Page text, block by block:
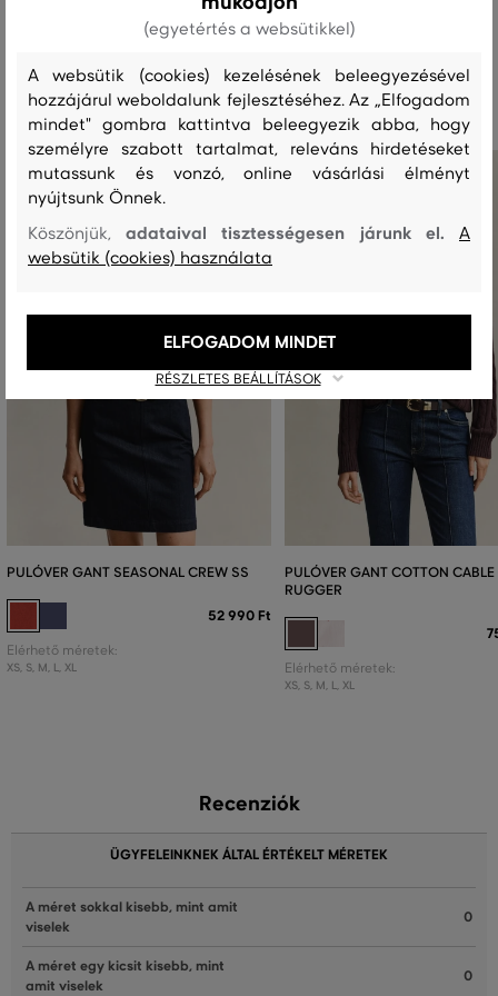
Ajánlott termékek
PULÓVER GANT SEASONAL CREW SS
52 990 Ft
Elérhető méretek:
XS, S, M, L, XL
PULÓVER GANT COTTON CABLE
RUGGER
Elérhető méretek:
XS, S, M, L, XL
Recenziók
ÜGYFELEINKNEK ÁLTAL ÉRTÉKELT MÉRETEK
A méret sokkal kisebb, mint amit
viselek
0
A méret egy kicsit kisebb, mint
amit viselek
0
(egyetértés a websütikkel)
A websütik (cookies) kezelésének beleegyezésével
hozzájárul weboldalunk fejlesztéséhez. Az „Elfogadom
mindet" gombra kattintva beleegyezik abba, hogy
személyre szabott tartalmat, releváns hirdetéseket
mutassunk és vonzó, online vásárlási élményt
nyújtsunk Önnek.
Köszönjük,adataival tisztességesen járunk el.A
websütik (cookies) használata
RÉSZLETES BEÁLLÍTÁSOK
ELFOGADOM MINDET